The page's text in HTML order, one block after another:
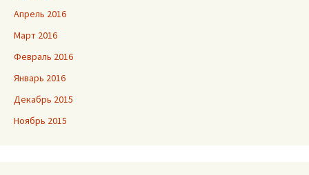
Апрель 2016
Март 2016
Февраль 2016
Январь 2016
Декабрь 2015
Ноябрь 2015